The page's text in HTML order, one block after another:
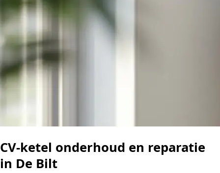
CV-ketel onderhoud en reparatie
in De Bilt